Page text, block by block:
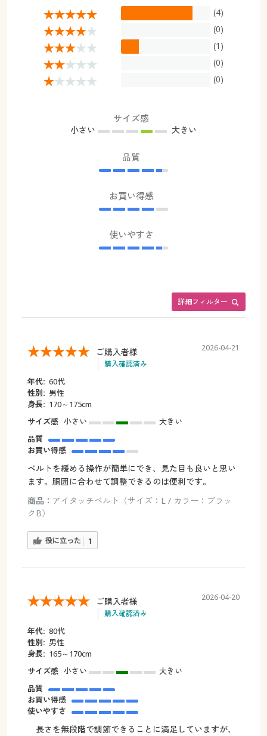
(4)
(0)
(1)
(0)
(0)
サイズ感
小さい 大きい
品質
お買い得感
使いやすさ
詳細フィルター
ご購入者様
購入確認済み
2026-04-21
年代: 60代
性別: 男性
身長: 170～175cm
サイズ感 小さい
大きい
品質
お買い得感
ベルトを緩める操作が簡単にでき、見た目も良いと思い
ます。胴囲に合わせて調整できるのは便利です。
商品： アイタッチベルト（サイズ：L / カラー：ブラッ
クB）
役に立った 1
ご購入者様
購入確認済み
2026-04-20
年代: 80代
性別: 男性
身長: 165～170cm
サイズ感 小さい
大きい
品質
お買い得感
使いやすさ
長さを無段階で調節できることに満足していますが、